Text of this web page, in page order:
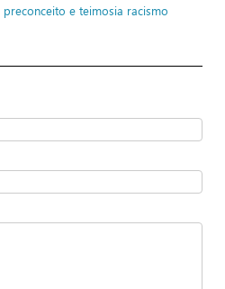
preconceito e teimosia racismo